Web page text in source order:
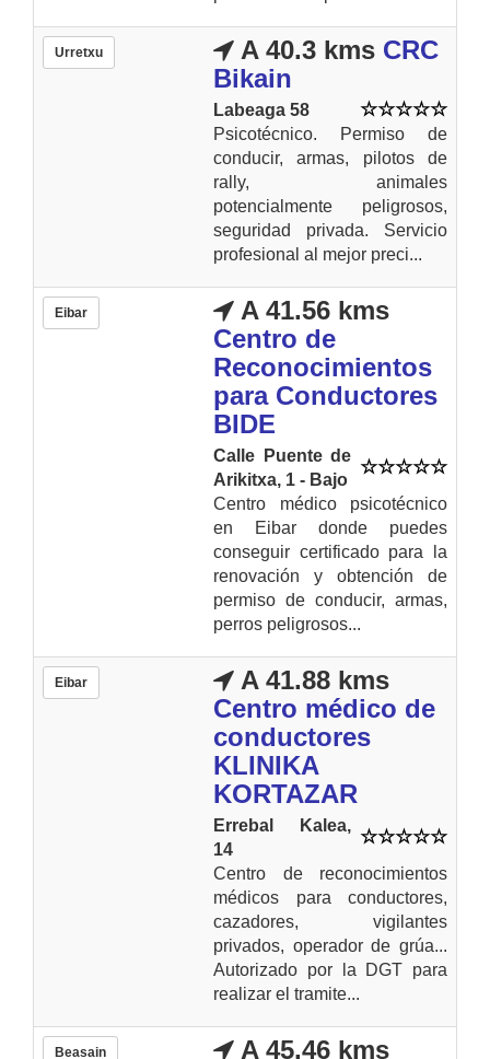
Urretxu A 40.3 kms CRC
Bikain
Labeaga 58
Psicotécnico. Permiso de
conducir, armas, pilotos de
rally, animales
potencialmente peligrosos,
seguridad privada. Servicio
profesional al mejor preci...
Eibar
A 41.56 kms
Centro de
Reconocimientos
para Conductores
BIDE
Calle Puente de
Arikitxa, 1 - Bajo
Centro médico psicotécnico
en Eibar donde puedes
conseguir certificado para la
renovación y obtención de
permiso de conducir, armas,
perros peligrosos...
Eibar
A 41.88 kms
Centro médico de
conductores
KLINIKA
KORTAZAR
Errebal Kalea,
14
Centro de reconocimientos
médicos para conductores,
cazadores, vigilantes
privados, operador de grúa...
Autorizado por la DGT para
realizar el tramite...
Beasain A 45.46 kms